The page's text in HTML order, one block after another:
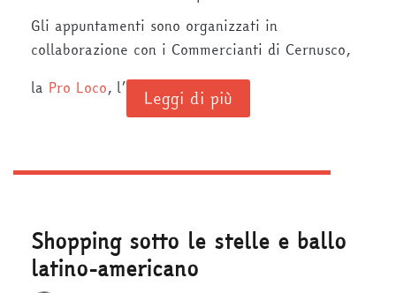
Gli appuntamenti sono organizzati in
collaborazione con i Commercianti di Cernusco,
la Pro Loco, l’ Leggi di più
Shopping sotto le stelle e ballo
latino-americano